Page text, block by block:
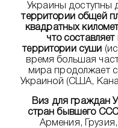
Украины доступны
территории общей
квадратных
что
территории суши
время большая
мира продолжает
Украиной (США,
Виз для граждан
стран бывшего
Армения,